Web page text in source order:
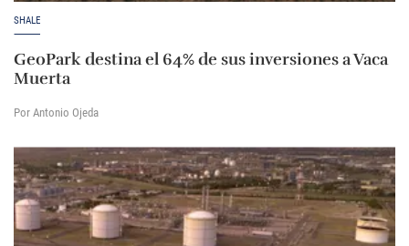
SHALE
GeoPark destina el 64% de sus inversiones a Vaca
Muerta
Por Antonio Ojeda